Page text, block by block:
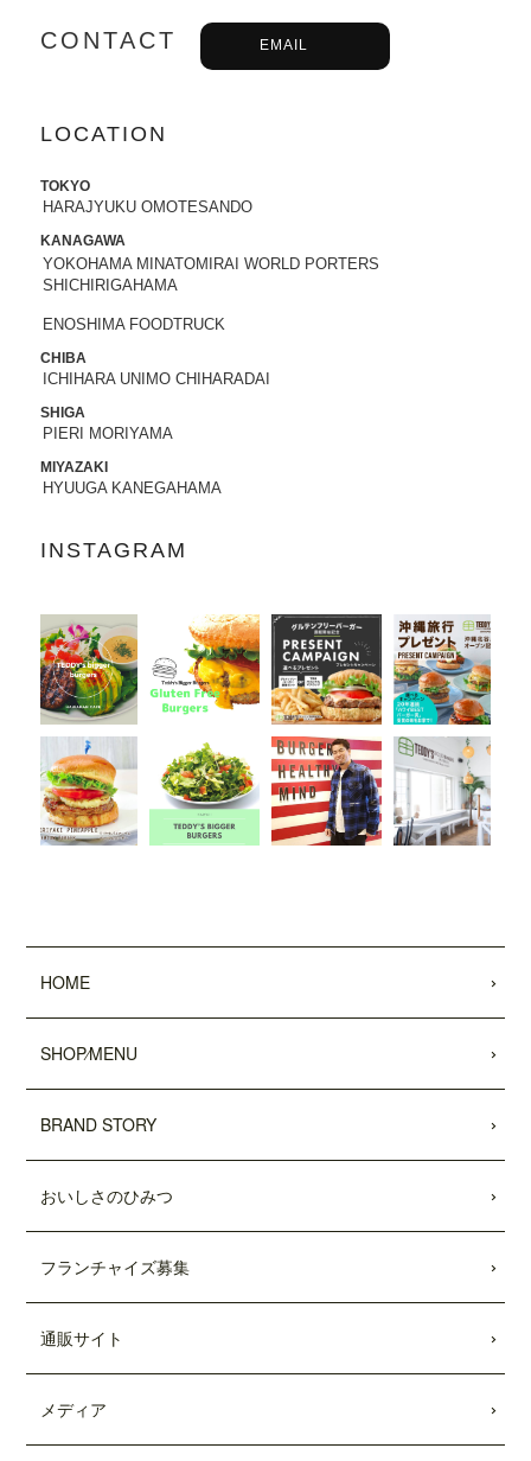
2022.09.21
主婦と生活社「
JUNON 2022年11月号
されました。
日之出出版「Fine 2022年10月号
テディーズビガーバーガー原宿表参道店
が紹介されました。
9/7から9/12まで、大丸札幌店＜アロ！ハ
URGERSが期間限定でOPENします。
2022.07.21
8/3から8/8まで、京都タカシマヤに、TED
DY'S BIGGER BURGERSが期間限定でO
2022.06.28
Y'S BIGGER BURGERSが期間限定でOP
ENします。
2022.06.09
6/10（金）より、
ユニクロ原宿店アニ
バーサリー企画
に、コラボTシャツ発売、
ハワイ抽選会への商品提供にて参加いた
します。詳しくはこちら
2022.05.27
Eトラベルガイド』 に、原宿表参道店が
掲載されました。
2022.05.20
日頃より、テディーズビガーバーガーを
世界的な物流網の混乱により、ポテトの
更させていただきます。ご利用のお客様
には大変ご不便をおかけいたしますが、
げます。
黒店の「5倍激辛バーガー」が掲載されま
CONTACT EMAIL
LOCATION
TOKYO
HARAJYUKU OMOTESANDO
KANAGAWA
YOKOHAMA MINATOMIRAI WORLD PORTERS
SHICHIRIGAHAMA
ENOSHIMA FOODTRUCK
CHIBA
ICHIHARA UNIMO CHIHARADAI
SHIGA
PIERI MORIYAMA
MIYAZAKI
HYUUGA KANEGAHAMA
INSTAGRAM
HOME
SHOP⁄MENU
BRAND STORY
おいしさのひみつ
フランチャイズ募集
通販サイト
メディア